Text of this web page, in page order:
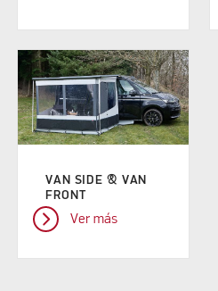
VAN SIDE & VAN
FRONT
Ver más